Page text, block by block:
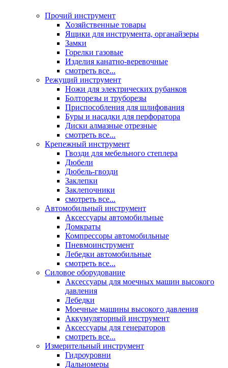
Прочий инструмент
Хозяйственные товары
Ящики для инструмента, органайзеры
Замки
Горелки газовые
Изделия канатно-веревочные
смотреть все...
Режущий инструмент
Ножи для электрических рубанков
Болторезы и труборезы
Приспособления для шлифования
Буры и насадки для перфоратора
Диски алмазные отрезные
смотреть все...
Крепежный инструмент
Гвозди для мебельного степлера
Дюбели
Дюбель-гвозди
Заклепки
Заклепочники
смотреть все...
Автомобильный инструмент
Аксессуары автомобильные
Домкраты
Компрессоры автомобильные
Пневмоинструмент
Лебедки автомобильные
смотреть все...
Силовое оборудование
Аксессуары для моечных машин высокого
давления
Лебедки
Моечные машины высокого давления
Аккумуляторный инструмент
Аксессуары для генераторов
смотреть все...
Измерительный инструмент
Гидроуровни
Дальномеры